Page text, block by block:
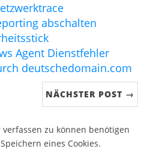
abschalten
Agent Dienstfehler
deutschedomain.com
NÄCHSTER POST →
zu können benötigen
eines Cookies.